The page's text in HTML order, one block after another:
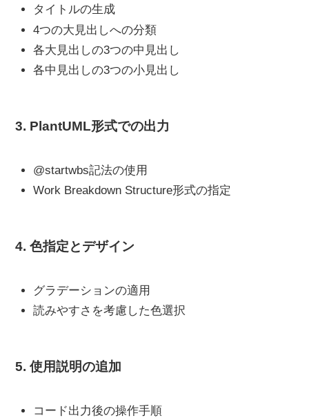
タイトルの生成
4つの大見出しへの分類
各大見出しの3つの中見出し
各中見出しの3つの小見出し
3. PlantUML形式での出力
@startwbs記法の使用
Work Breakdown Structure形式の指定
4. 色指定とデザイン
グラデーションの適用
読みやすさを考慮した色選択
5. 使用説明の追加
コード出力後の操作手順